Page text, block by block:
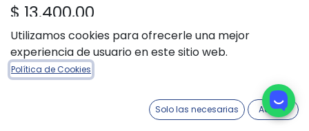
$ 13.400,00
AÑADIR A LA CESTA
Utilizamos cookies para ofrecerle una mejor
experiencia de usuario en este sitio web.
Política de Cookies
Solo las necesarias Acepto